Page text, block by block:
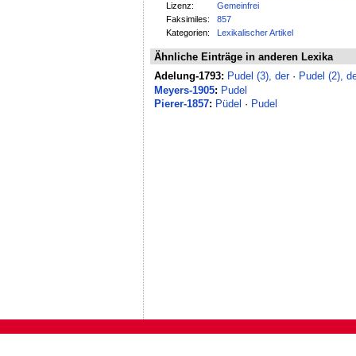
Lizenz:
Gemeinfrei
Faksimiles:
857
Kategorien:
Lexikalischer Artikel
Ähnliche Einträge in anderen Lexika
Adelung-1793: Pudel (3), der· Pudel (2),
Meyers-1905: Pudel
Pierer-1857: Püdel · Pudel